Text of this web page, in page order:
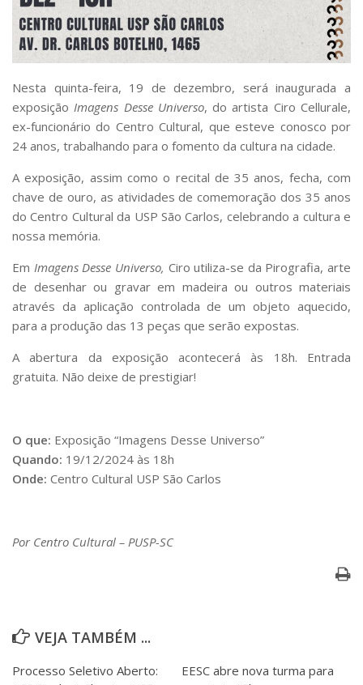
Serviços
Bibliotecas
Apoio ao Estudante
Segurança, Trânsito e Prevenção
RH, Administrativo e Financeiro
Outros serviços
Comunicação
Assessorias e Mídias
Jornal da USP
Agenda de Eventos
Defesa de Teses
Nesta quinta-feira, 19 de dezembro, será inaugurada a
exposição Imagens Desse Universo, do artista Ciro Cellurale,
ex-funcionário do Centro Cultural, que esteve conosco por
24 anos, trabalhando para o fomento da cultura na cidade.
A exposição, assim como o recital de 35 anos, fecha, com
chave de ouro, as atividades de comemoração dos 35 anos
do Centro Cultural da USP São Carlos, celebrando a cultura e
nossa memória.
Em Imagens Desse Universo, Ciro utiliza-se da Pirografia, arte
de desenhar ou gravar em madeira ou outros materiais
através da aplicação controlada de um objeto aquecido,
para a produção das 13 peças que serão expostas.
A abertura da exposição acontecerá às 18h. Entrada
gratuita. Não deixe de prestigiar!
O que: Exposição “Imagens Desse Universo”
Quando: 19/12/2024 às 18h
Onde: Centro Cultural USP São Carlos
Por Centro Cultural – PUSP-SC
VEJA TAMBÉM ...
Processo Seletivo Aberto:
EESC abre nova turma para